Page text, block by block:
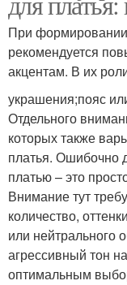
При формировании
рекомендуется
акцентам. В их
украшения;пояс
Отдельного
которых также
платья. Ошибочно
платью – это
Внимание тут
количество,
или нейтрального
агрессивный тон
оптимальным